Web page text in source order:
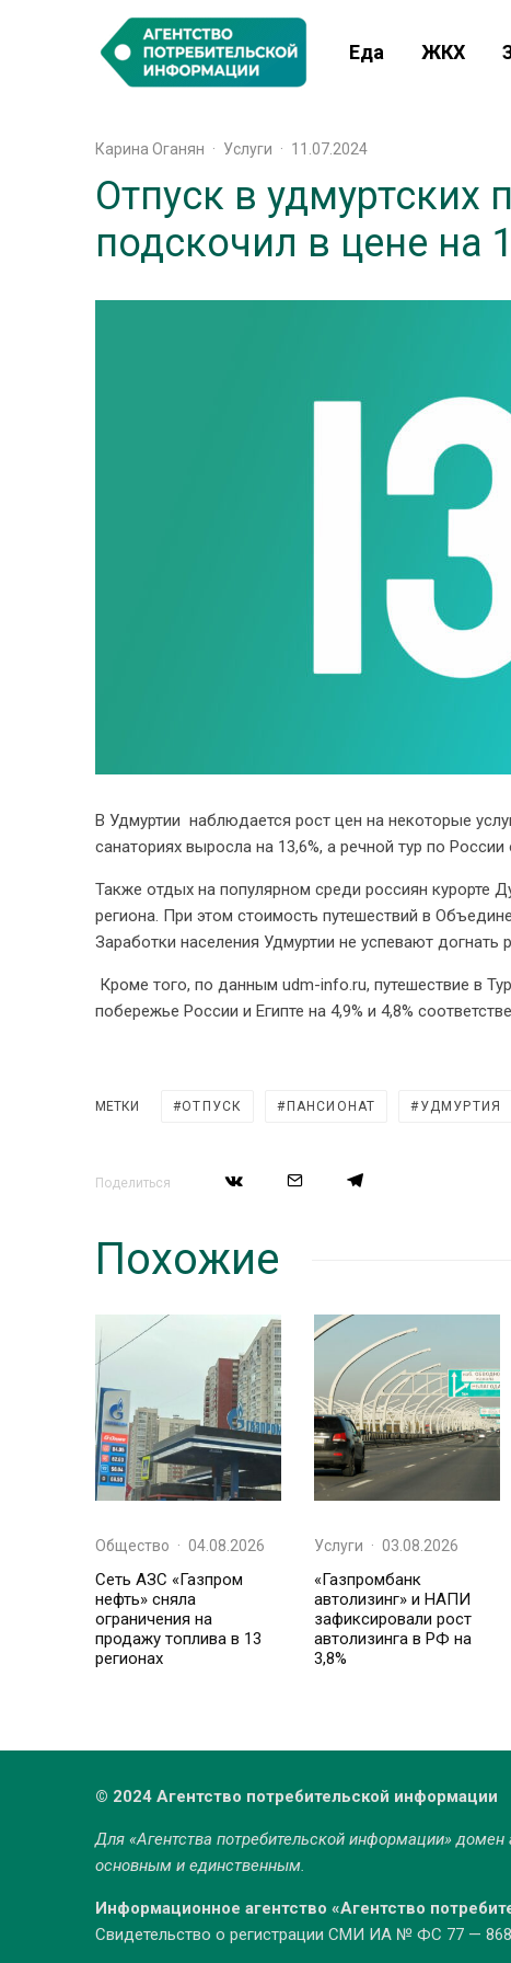
Еда ЖКХ
Карина Оганян · Услуги · 11.07.2024
Отпуск в удмуртских
подскочил в цене на
В Удмуртии наблюдается рост цен на некоторые
санаториях выросла на 13,6%, а речной тур по
Также отдых на популярном среди россиян курорте
региона. При этом стоимость путешествий в
Заработки населения Удмуртии не успевают догнать
Кроме того, по данным udm-info.ru, путешествие в
побережье России и Египте на 4,9% и 4,8%
МЕТКИ ОТПУСК ПАНСИОНАТ УДМУРТИЯ
Поделиться
Похожие
Общество · 04.08.2026
Сеть АЗС «Газпром
нефть» сняла
ограничения на
продажу топлива в 13
регионах
Услуги · 03.08.2026
«Газпромбанк
автолизинг» и НАПИ
зафиксировали рост
автолизинга в РФ на
3,8%
© 2024 Агентство потребительской информации
Для «Агентства потребительской информации» домен
основным и единственным.
Информационное агентство «Агентство
Свидетельство о регистрации СМИ ИА № ФС 77 —